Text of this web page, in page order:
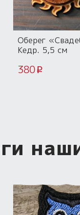
Оберег
Кедр. 5,5 см
380 i